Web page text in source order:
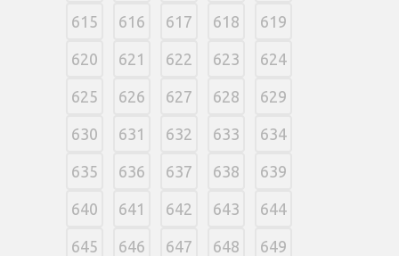
615 616 617 618 619
620 621 622 623 624
625 626 627 628 629
630 631 632 633 634
635 636 637 638 639
640 641 642 643 644
645 646 647 648 649